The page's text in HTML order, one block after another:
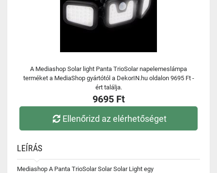
A Mediashop Solar light Panta TrioSolar napelemeslámpa
terméket a MediaShop gyártótól a DekorIN.hu oldalon 9695 Ft -
ért találja.
9695 Ft
Ellenőrizd az elérhetőséget
LEÍRÁS
Mediashop A Panta TrioSolar Solar Solar Light egy